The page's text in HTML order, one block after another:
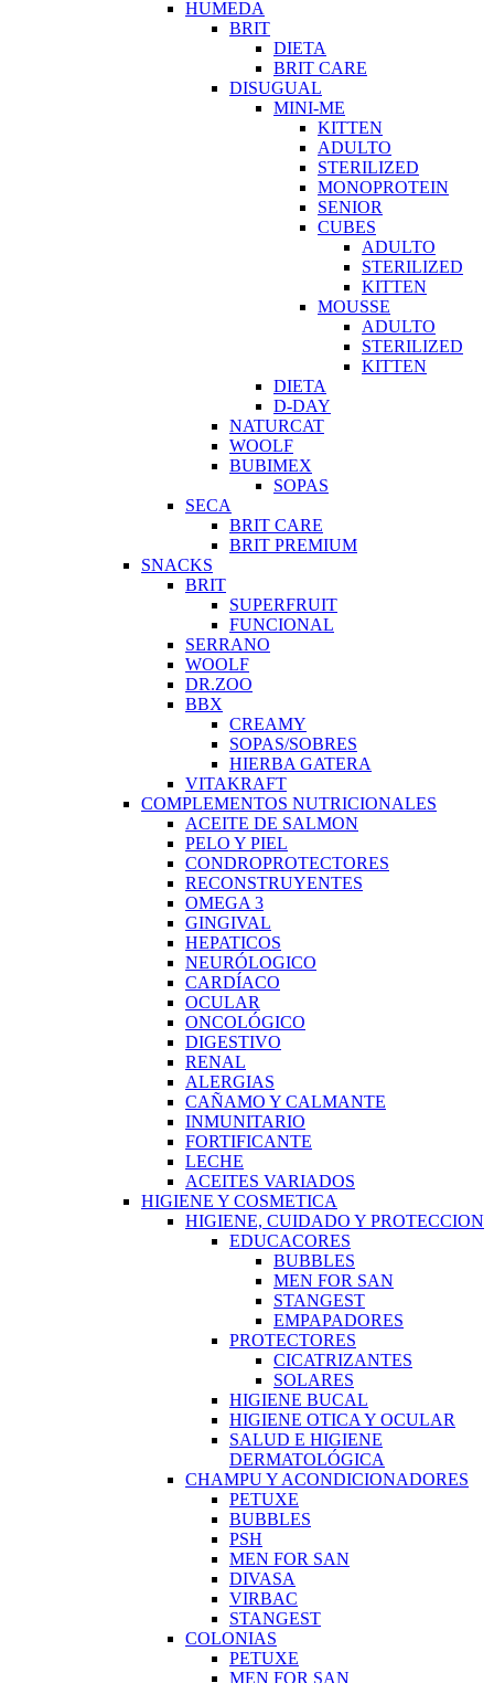
HUMEDA
BRIT
DIETA
BRIT CARE
DISUGUAL
MINI-ME
KITTEN
ADULTO
STERILIZED
MONOPROTEIN
SENIOR
CUBES
ADULTO
STERILIZED
KITTEN
MOUSSE
ADULTO
STERILIZED
KITTEN
DIETA
D-DAY
NATURCAT
WOOLF
BUBIMEX
SOPAS
SECA
BRIT CARE
BRIT PREMIUM
SNACKS
BRIT
SUPERFRUIT
FUNCIONAL
SERRANO
WOOLF
DR.ZOO
BBX
CREAMY
SOPAS/SOBRES
HIERBA GATERA
VITAKRAFT
COMPLEMENTOS NUTRICIONALES
ACEITE DE SALMON
PELO Y PIEL
CONDROPROTECTORES
RECONSTRUYENTES
OMEGA 3
GINGIVAL
HEPATICOS
NEURÓLOGICO
CARDÍACO
OCULAR
ONCOLÓGICO
DIGESTIVO
RENAL
ALERGIAS
CAÑAMO Y CALMANTE
INMUNITARIO
FORTIFICANTE
LECHE
ACEITES VARIADOS
HIGIENE Y COSMETICA
HIGIENE, CUIDADO Y PROTECCION
EDUCACORES
BUBBLES
MEN FOR SAN
STANGEST
EMPAPADORES
PROTECTORES
CICATRIZANTES
SOLARES
HIGIENE BUCAL
HIGIENE OTICA Y OCULAR
SALUD E HIGIENE
DERMATOLÓGICA
CHAMPU Y ACONDICIONADORES
PETUXE
BUBBLES
PSH
MEN FOR SAN
DIVASA
VIRBAC
STANGEST
COLONIAS
PETUXE
MEN FOR SAN